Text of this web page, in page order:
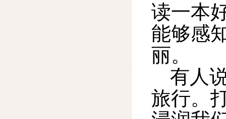
读一本
能够感
丽。
有人
旅行。